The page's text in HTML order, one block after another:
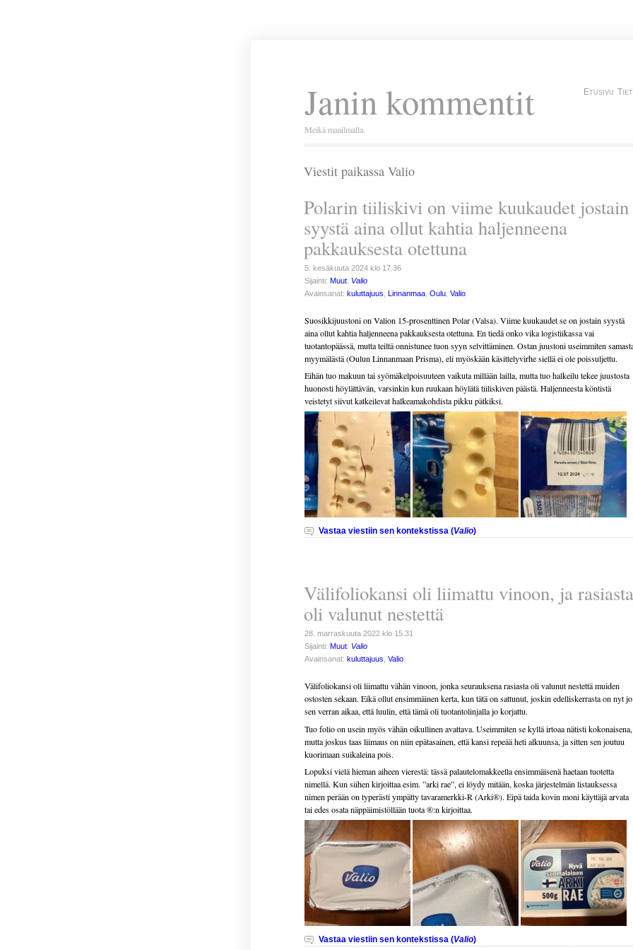
Janin kommentit
Meikä maailmalla.
Etusivu
Viestit paikassa Valio
Polarin tiiliskivi on viime kuukaudet jostain
syystä aina ollut kahtia haljenneena
pakkauksesta otettuna
5. kesäkuuta 2024 klo 17.36
Sijainti: Muut: Valio
Avainsanat: kuluttajuus Linnanmaa, Oulu, Valio
Suosikkijuustoni on Valion 15-prosenttinen Polar (Valsa). Viime kuukaudet se on jostain syystä
aina ollut kahtia haljenneena pakkauksesta otettuna. En tiedä onko vika logistiikassa vai
tuotantopäässä, mutta teiltä onnistunee tuon syyn selvittäminen. Ostan juustoni useimmiten
myymälästä (Oulun Linnanmaan Prisma), eli myöskään käsittelyvirhe siellä ei ole poissuljettu.
Eihän tuo makuun tai syömäkelpoisuuteen vaikuta millään lailla, mutta tuo halkeilu tekee juustosta
huonosti höylättävän, varsinkin kun ruukaan höylätä tiiliskiven päästä. Haljenneesta köntistä
veistetyt siivut katkeilevat halkeamakohdista pikku pätkiksi.
Vastaa viestiin sen kontekstissa (Valio)
Välifoliokansi oli liimattu vinoon, ja rasiasta
oli valunut nestettä
28. marraskuuta 2022 klo 15.31
Sijainti: Muut: Valio
Avainsanat: kuluttajuus, Valio
Välifoliokansi oli liimattu vähän vinoon, jonka seurauksena rasiasta oli valunut nestettä muiden
ostosten sekaan. Eikä ollut ensimmäinen kerta, kun tätä on sattunut, joskin edelliskerrasta on nyt jo
sen verran aikaa, että luulin, että tämä oli tuotantolinjalla jo korjattu.
Tuo folio on usein myös vähän oikullinen avattava. Useimmiten se kyllä irtoaa nätisti kokonaisena,
mutta joskus taas liimaus on niin epätasainen, että kansi repeää heti alkuunsa, ja sitten sen joutuu
kuorimaan suikaleina pois.
Lopuksi vielä hieman aiheen vierestä: tässä palautelomakkeella ensimmäisenä haetaan tuotetta
nimellä. Kun siihen kirjoittaa esim. ”arki rae”, ei löydy mitään, koska järjestelmän listauksessa
nimen perään on typerästi ympätty tavaramerkki-R (Arki®). Eipä taida kovin moni käyttäjä arvata
tai edes osata näppäimistöllään tuota ®:n kirjoittaa.
Vastaa viestiin sen kontekstissa (Valio)